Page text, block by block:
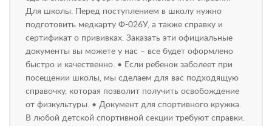
Для школы. Перед поступлением в школу нужно
подготовить медкарту Ф-026У, а также справку и
сертификат о прививках. Заказать эти официальные
документы вы можете у нас – все будет оформлено
быстро и качественно. • Если ребенок заболеет при
посещении школы, мы сделаем для вас подходящую
справочку, которая позволит получить освобождение
от физкультуры. • Документ для спортивного кружка.
В любой детской спортивной секции требуют справки.